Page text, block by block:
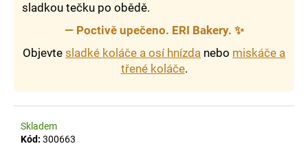
sladkou tečku po obědě.
— Poctivě upečeno. ERI Bakery. ✨
Objevte sladké koláče a osí hnízda nebo miskáče a
třené koláče.
Skladem
Kód: 300663
č
u
e